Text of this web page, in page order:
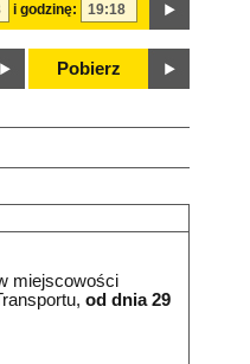
i godzinę:
Pobierz
miejscowości
od dnia 29